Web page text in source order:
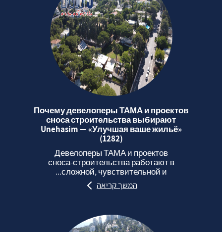
Почему девелоперы ТАМА и проектов
сноса строительства выбирают
Unehasim — «Улучшая ваше жильё»
(1282)
Девелоперы ТАМА и проектов
сноса‑строительства работают в
сложной, чувствительной и...
המשך קריאה